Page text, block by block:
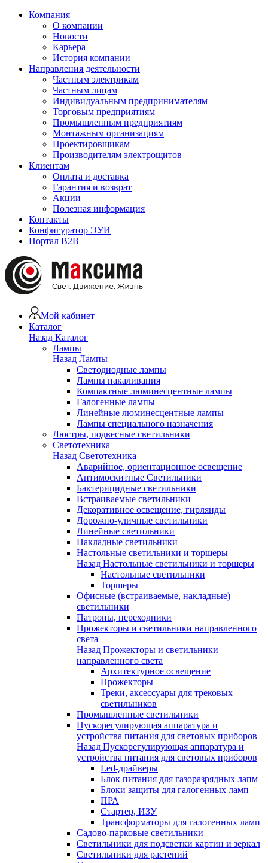
Компания
О компании
Новости
Карьера
История компании
Направления деятельности
Частным электрикам
Частным лицам
Индивидуальным предпринимателям
Торговым предприятиям
Промышленным предприятиям
Монтажным организациям
Проектировщикам
Производителям электрощитов
Клиентам
Оплата и доставка
Гарантия и возврат
Акции
Полезная информация
Контакты
Конфигуратор ЭУИ
Портал B2B
Мой кабинет
Каталог
Назад Каталог
Лампы
Назад Лампы
Светодиодные лампы
Лампы накаливания
Компактные люминесцентные лампы
Галогенные лампы
Линейные люминесцентные лампы
Лампы специального назначения
Люстры, подвесные светильники
Светотехника
Назад Светотехника
Аварийное, ориентационное освещение
Антимоскитные Светильники
Бактерицидные светильники
Встраиваемые светильники
Декоративное освещение, гирлянды
Дорожно-уличные светильники
Линейные светильники
Накладные светильники
Настольные светильники и торшеры
Назад Настольные светильники и торшеры
Настольные светильники
Торшеры
Офисные (встраиваемые, накладные)
светильники
Патроны, переходники
Прожекторы и светильники направленного
света
Назад Прожекторы и светильники
направленного света
Архитектурное освещение
Прожекторы
Треки, аксессуары для трековых
светильников
Промышленные светильники
Пускорегулирующая аппаратура и
устройства питания для световых приборов
Назад Пускорегулирующая аппаратура и
устройства питания для световых приборов
Led-драйверы
Блок питания для газоразрядных лапм
Блоки защиты для галогенных ламп
ПРА
Стартер, ИЗУ
Трансформаторы для галогенных ламп
Садово-парковые светильники
Светильники для подсветки картин и зеркал
Светильники для растений